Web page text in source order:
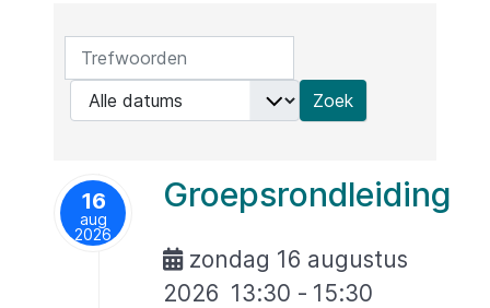
16
aug
2026
Groepsrondleiding
zondag 16 augustus
2026 13:30 - 15:30